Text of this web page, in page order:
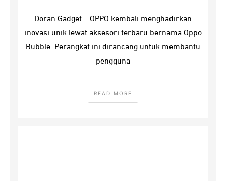
Doran Gadget – OPPO kembali menghadirkan
inovasi unik lewat aksesori terbaru bernama Oppo
Bubble. Perangkat ini dirancang untuk membantu
pengguna
READ MORE